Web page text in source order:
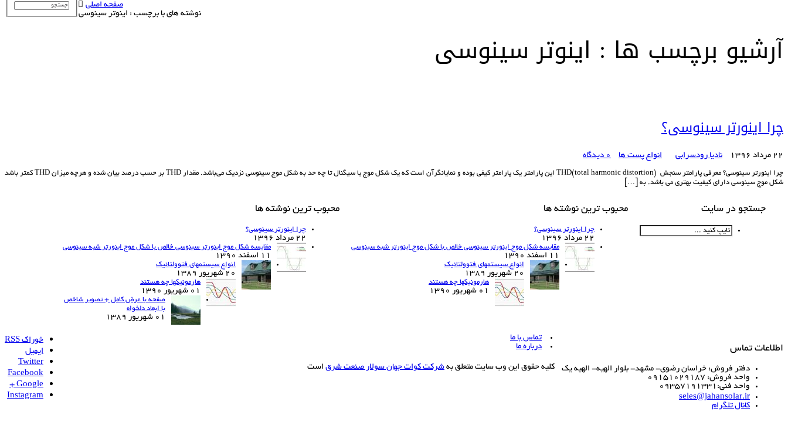
آرشیو برچسب ها : اینوتر سینوسی
صفحه اصلی
نوشته های با برچسب : اینوتر سینوسی
چرا اینورتر سینوسی؟
22 مرداد 1396 نادیا رودسرابی انواع پست ها 0 دیدگاه
چرا اینورتر سینوسی؟ معرفی پارامتر سنجش THD(total harmonic distortion) این پارامتر یک پارامتر کیفی بوده و نمایانگرآن است که یک شکل موج یا سیگنال تا چه حد به شکل موج سینوسی نزدیک می‌باشد. مقدار THD بر حسب درصد بیان شده و هرچه میزان THD کمتر باشد
شکل موج سینوسی دارای کیفیت بهتری می باشد. به […]
جستجو در سایت محبوب ترین نوشته ها
چرا اینورتر سینوسی؟
22 مرداد 1396
مقایسه شکل موج اینورتر سینوسی خالص با شکل موج اینورتر شبه سینوسی
11 اسفند 1390
انواع سیستمهای فتوولتائیک
20 شهریور 1389
هارمونیکها چه هستند
01 شهریور 1390
محبوب ترین نوشته ها
چرا اینورتر سینوسی؟
22 مرداد 1396
مقایسه شکل موج اینورتر سینوسی خالص با شکل موج اینورتر شبه سینوسی
11 اسفند 1390
انواع سیستمهای فتوولتائیک
20 شهریور 1389
هارمونیکها چه هستند
01 شهریور 1390
صفحه با عرض کامل + تصویر شاخص
با ابعاد دلخواه
01 شهریور 1389
اطلاعات تماس
دفتر فروش: خراسان رضوی- مشهد- بلوار الهیه- الهیه یک
واحد فروش: 09151029187
واحد فنی:09357191331
seles@jahansolar.ir
کانال تلگرام
تماس با ما
درباره ما
کلیه حقوق این وب سایت متعلق به شرکت کوات جهان سولار صنعت شرق است
خوراک RSS
ایمیل
Twitter
Facebook
Google +
Instagram